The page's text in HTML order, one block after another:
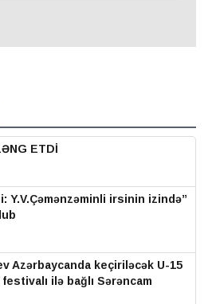
ETDİ
Y.V.Çəmənzəminli irsinin izində”
Azərbaycanda keçiriləcək U-15
ilə bağlı Sərəncam